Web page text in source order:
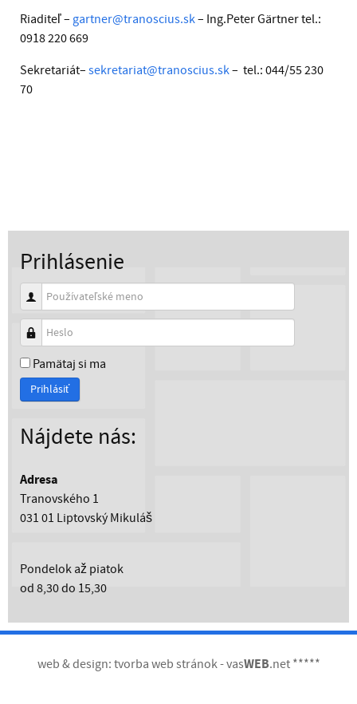
Riaditeľ – gartner@tranoscius.sk– Ing.Peter Gärtner tel.:
0918 220 669
Sekretariát– sekretariat@tranoscius.sk– tel.: 044/55 230
70
Prihlásenie
Používateľské meno
Heslo
Pamätaj si ma
Prihlásiť
Nájdete nás:
Adresa
Tranovského 1
031 01 Liptovský Mikuláš
Pondelok až piatok
od 8,30 do 15,30
web & design: tvorba web stránok-vasWEB.net *****